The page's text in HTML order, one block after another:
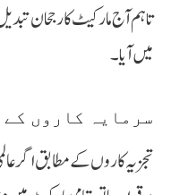
تاہم آج مارکیٹ کا رجحان
میں آیا۔
سرمایہ کاروں
تجزیہ کاروں کے مطابق اگر